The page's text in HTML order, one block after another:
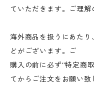
ていただきます。ご理解
海外商品を扱うにあた
どがございます。ご
購入の前に必ず“特定商
てからご注文をお願い致